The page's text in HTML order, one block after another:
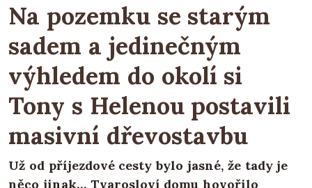
Na pozemku se starým
sadem a jedinečným
výhledem do okolí si
Tony s Helenou postavili
masivní dřevostavbu
Už od příjezdové cesty bylo jasné, že tady je
něco jinak… Tvarosloví domu hovořilo